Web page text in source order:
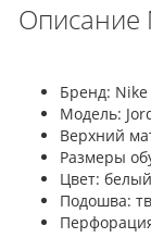
Описание
Бренд:
Модель:
Верхний
Размеры
Цвет:
Подошва: